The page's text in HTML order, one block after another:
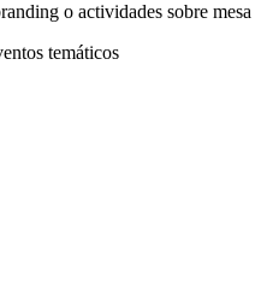
o actividades sobre mesa
temáticos